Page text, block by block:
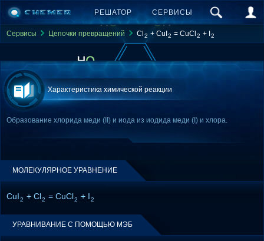
РЕШАТОР СЕРВИСЫ
Сервисы Цепочки превращений Cl 2 + CuI 2 = CuCl 2 + I 2
Характеристика химической реакции
Образование хлорида меди (II) и иода из иодида меди (I) и хлора.
МОЛЕКУЛЯРНОЕ УРАВНЕНИЕ
CuI2 + Cl2 = CuCl2 + I2
УРАВНИВАНИЕ С ПОМОЩЬЮ МЭБ